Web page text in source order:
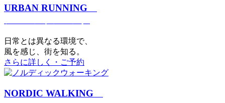
URBAN RUNNING
日常とは異なる環境で、
風を感じ、街を知る。
さらに詳しく・ご予約
NORDIC WALKING